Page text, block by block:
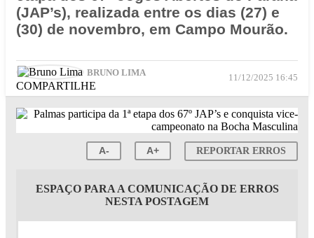
(JAP’s), realizada entre os dias (27) e
(30) de novembro, em Campo Mourão.
BRUNO LIMA 11/12/2025 16:45
COMPARTILHE
A- A+ REPORTAR ERROS
ESPAÇO PARA A COMUNICAÇÃO DE ERROS
NESTA POSTAGEM